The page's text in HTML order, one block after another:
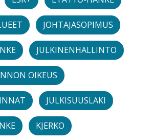
JOHTAJASOPIMUS
JULKINENHALLINTO
OIKEUS
JULKISUUSLAKI
KJERKO